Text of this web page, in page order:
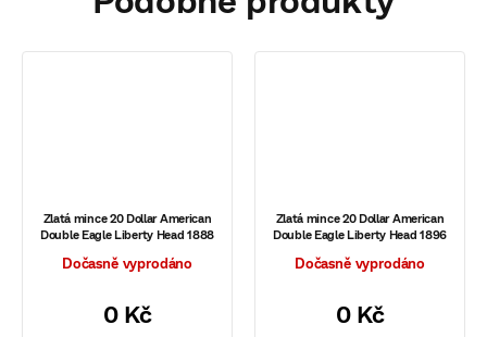
Zlatá mince 20 Dollar American
Double Eagle Liberty Head 1888
Dočasně vyprodáno
0 Kč
Zlatá mince 20 Dollar American
Double Eagle Liberty Head 1896
Dočasně vyprodáno
0 Kč